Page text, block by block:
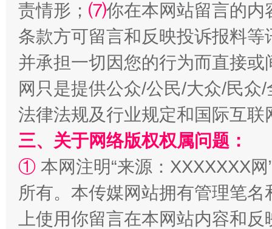
责情形； ⑺你在本网站留言的内
条款方可留言和反映投诉报料
并承担一切因您的行为而直接
网只是提供公众/公民/大众/民
法律法规及行业规定和国际互
三、关于网络版权权属问题：
① 本网注明“来源：XXXXXXX
所有。本传媒网站拥有管理笔
上使用你留言在本网站内容和